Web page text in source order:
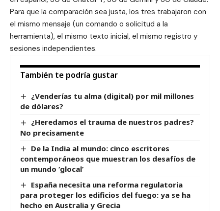
Para que la comparación sea justa, los tres trabajaron con
el mismo mensaje (un comando o solicitud a la
herramienta), el mismo texto inicial, el mismo registro y
sesiones independientes.
También te podría gustar
¿Venderías tu alma (digital) por mil millones
de dólares?
¿Heredamos el trauma de nuestros padres?
No precisamente
De la India al mundo: cinco escritores
contemporáneos que muestran los desafíos de
un mundo ‘glocal’
España necesita una reforma regulatoria
para proteger los edificios del fuego: ya se ha
hecho en Australia y Grecia